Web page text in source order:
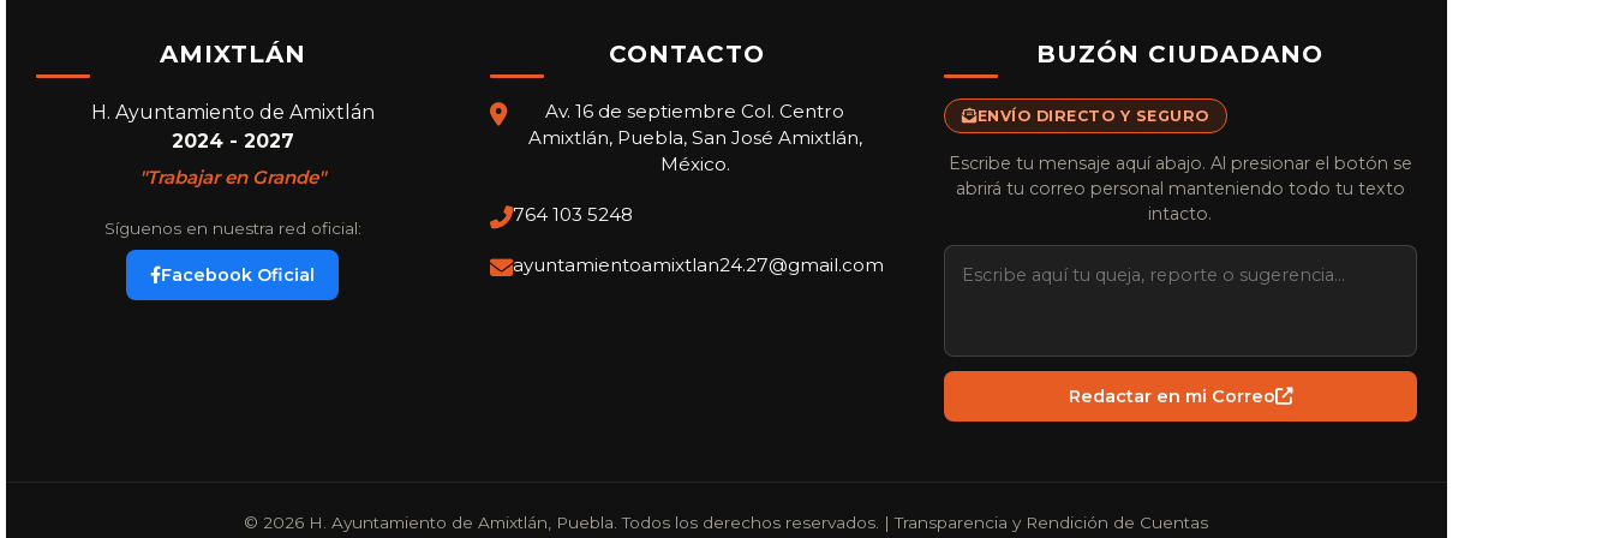
AMIXTLÁN
H. Ayuntamiento de Amixtlán
2024 - 2027
"Trabajar en Grande"
Síguenos en nuestra red oficial:
Facebook Oficial
CONTACTO
Av. 16 de septiembre Col. Centro
Amixtlán, Puebla, San José Amixtlán,
México.
764 103 5248
ayuntamientoamixtlan24.27@gmail.com
BUZÓN CIUDADANO
ENVÍO DIRECTO Y SEGURO
Escribe tu mensaje aquí abajo. Al presionar el botón se
abrirá tu correo personal manteniendo todo tu texto
intacto.
Redactar en mi Correo
© 2026 H. Ayuntamiento de Amixtlán, Puebla. Todos los derechos reservados. | Transparencia y Rendición de Cuentas